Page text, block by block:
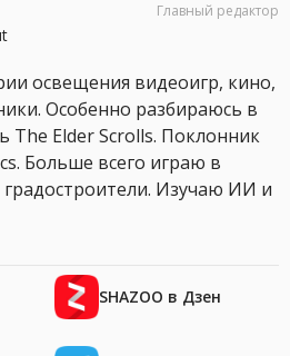
Главный редактор
освещения видеоигр, кино,
Особенно разбираюсь в
The Elder Scrolls. Поклонник
Больше всего играю в
Изучаю ИИ и
SHAZOO в Дзен